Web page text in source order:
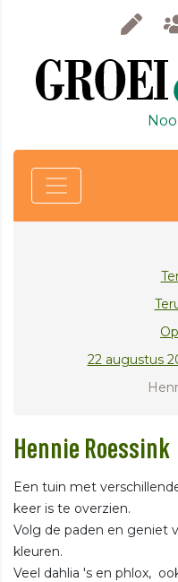
22 augustus
Hennie Roessink
Een tuin met
keer is te overzien.
Volg de paden en geniet
kleuren.
Veel dahlia 's en phlox,